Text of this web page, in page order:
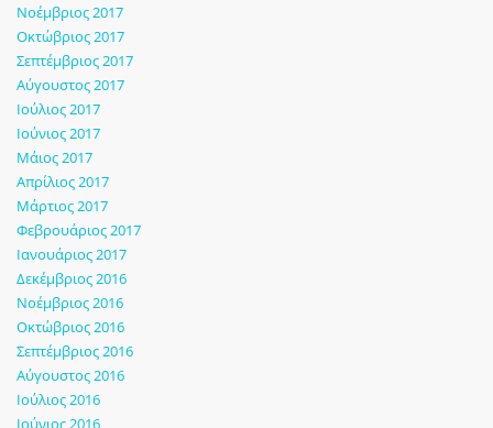
Νοέμβριος 2017
Οκτώβριος 2017
Σεπτέμβριος 2017
Αύγουστος 2017
Ιούλιος 2017
Ιούνιος 2017
Μάιος 2017
Απρίλιος 2017
Μάρτιος 2017
Φεβρουάριος 2017
Ιανουάριος 2017
Δεκέμβριος 2016
Νοέμβριος 2016
Οκτώβριος 2016
Σεπτέμβριος 2016
Αύγουστος 2016
Ιούλιος 2016